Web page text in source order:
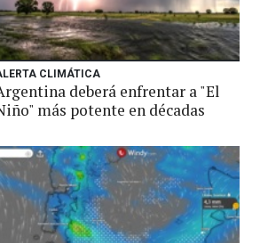
CLIMÁTICA
deberá enfrentar a "El
más potente en décadas